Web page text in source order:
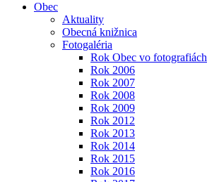
Obec
Aktuality
Obecná knižnica
Fotogaléria
Rok Obec vo fotografiách
Rok 2006
Rok 2007
Rok 2008
Rok 2009
Rok 2012
Rok 2013
Rok 2014
Rok 2015
Rok 2016